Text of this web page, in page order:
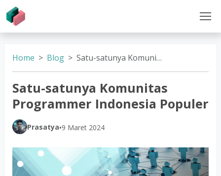
Home Blog Satu-satunya Komunitas Programmer Indonesia Populer
Satu-satunya Komunitas
Programmer Indonesia Populer
Prasatya•9 Maret 2024